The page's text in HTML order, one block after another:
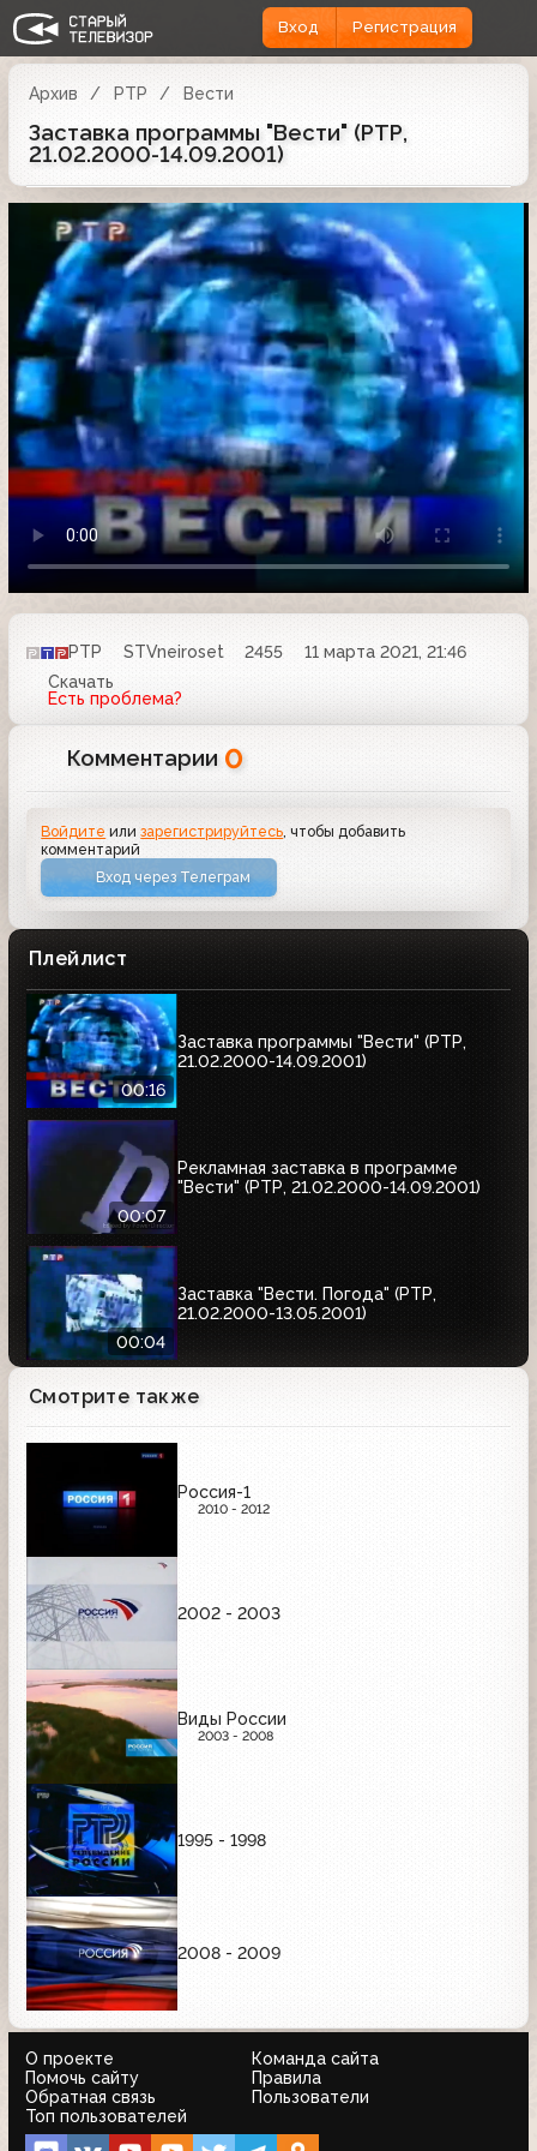
Вход Регистрация
Архив РТР Вести
Заставка программы "Вести" (РТР,
21.02.2000-14.09.2001)
РТР STVneiroset 2455
11 марта 2021, 21:46
Скачать
Есть проблема?
Комментарии 0
Войдите илизарегистрируйтесь , чтобы добавить
комментарий
Вход через Телеграм
Плейлист
00:16
Заставка программы "Вести" (РТР,
21.02.2000-14.09.2001)
00:07
Рекламная заставка в программе
"Вести" (РТР, 21.02.2000-14.09.2001)
00:04
Заставка "Вести. Погода" (РТР,
21.02.2000-13.05.2001)
Смотрите также
Россия-1
2010 - 2012
2002 - 2003
Виды России
2003 - 2008
1995 - 1998
2008 - 2009
О проекте
Команда сайта
Помочь сайту
Правила
Обратная связь
Пользователи
Топ пользователей